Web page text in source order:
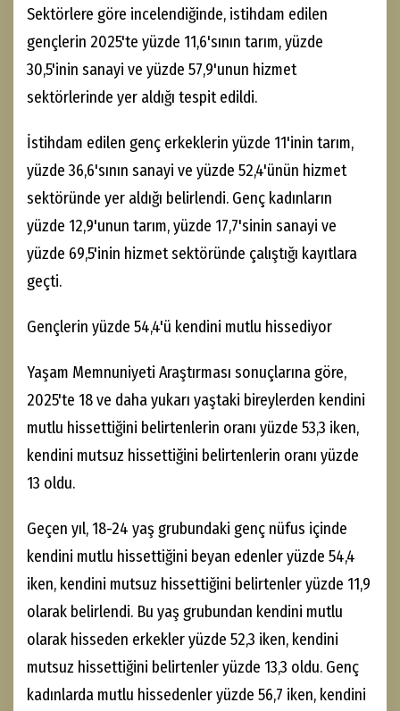
Sektörlere göre incelendiğinde, istihdam edilen
gençlerin 2025'te yüzde 11,6'sının tarım, yüzde
30,5'inin sanayi ve yüzde 57,9'unun hizmet
sektörlerinde yer aldığı tespit edildi.
İstihdam edilen genç erkeklerin yüzde 11'inin tarım,
yüzde 36,6'sının sanayi ve yüzde 52,4'ünün hizmet
sektöründe yer aldığı belirlendi. Genç kadınların
yüzde 12,9'unun tarım, yüzde 17,7'sinin sanayi ve
yüzde 69,5'inin hizmet sektöründe çalıştığı kayıtlara
geçti.
Gençlerin yüzde 54,4'ü kendini mutlu hissediyor
Yaşam Memnuniyeti Araştırması sonuçlarına göre,
2025'te 18 ve daha yukarı yaştaki bireylerden kendini
mutlu hissettiğini belirtenlerin oranı yüzde 53,3 iken,
kendini mutsuz hissettiğini belirtenlerin oranı yüzde
13 oldu.
Geçen yıl, 18-24 yaş grubundaki genç nüfus içinde
kendini mutlu hissettiğini beyan edenler yüzde 54,4
iken, kendini mutsuz hissettiğini belirtenler yüzde 11,9
olarak belirlendi. Bu yaş grubundan kendini mutlu
olarak hisseden erkekler yüzde 52,3 iken, kendini
mutsuz hissettiğini belirtenler yüzde 13,3 oldu. Genç
kadınlarda mutlu hissedenler yüzde 56,7 iken, kendini